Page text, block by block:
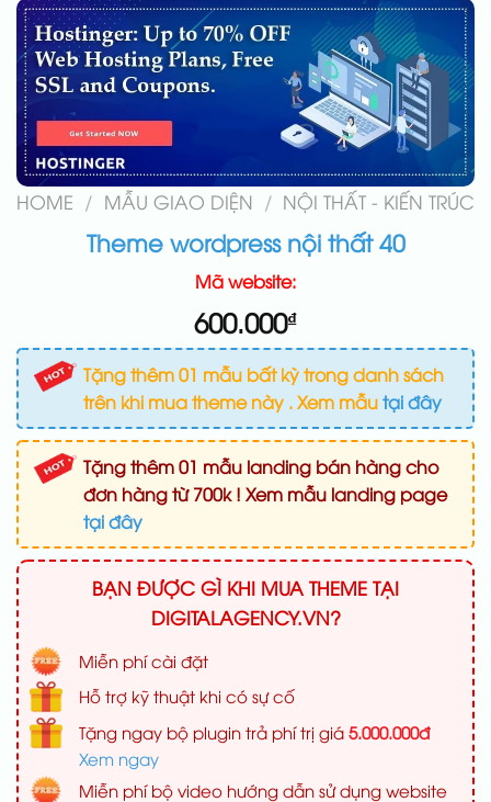
HOME / MẪU GIAO DIỆN / NỘI THẤT - KIẾN TRÚC
Theme wordpress nội thất 40
Mã website:
600.000₫
Tặng thêm 01 mẫu bất kỳ trong danh sách
trên khi mua theme này . Xem mẫutại đây
Tặng thêm 01 mẫu landing bán hàng cho
đơn hàng từ 700k ! Xem mẫu landing page
tại đây
BẠN ĐƯỢC GÌ KHI MUA THEME TẠI
DIGITALAGENCY.VN?
Miễn phí cài đặt
Hỗ trợ kỹ thuật khi có sự cố
Tặng ngay bộ plugin trả phí trị giá 5.000.000đ
Xem ngay
Miễn phí bộ video hướng dẫn sử dụng website